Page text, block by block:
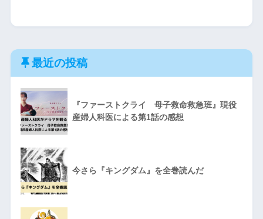
最近の投稿
『ファーストクライ 母子救命救急班』現役
産婦人科医による第1話の感想
今さら『キングダム』を全巻読んだ